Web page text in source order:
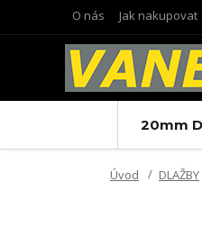
O nás Jak nakupovat
20mm
Úvod DLAŽBY